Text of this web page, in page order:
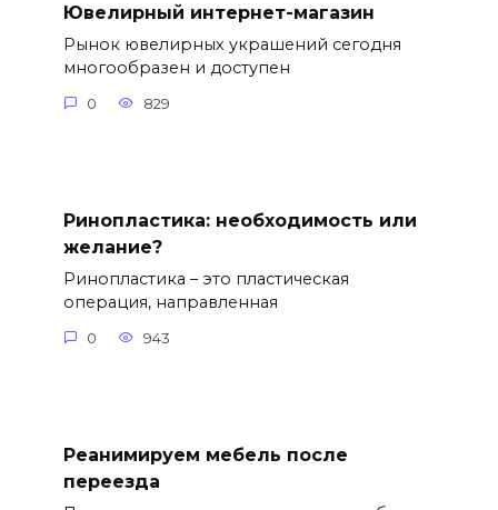
Ювелирный интернет-магазин
Рынок ювелирных украшений сегодня
многообразен и доступен
0 829
Ринопластика: необходимость или
желание?
Ринопластика – это пластическая
операция, направленная
0 943
Реанимируем мебель после
переезда